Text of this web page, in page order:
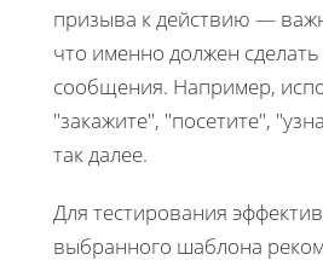
призыва к действию —
что именно должен
сообщения. Например,
"закажите", "посетите",
так далее.
Для тестирования
выбранного шаблона